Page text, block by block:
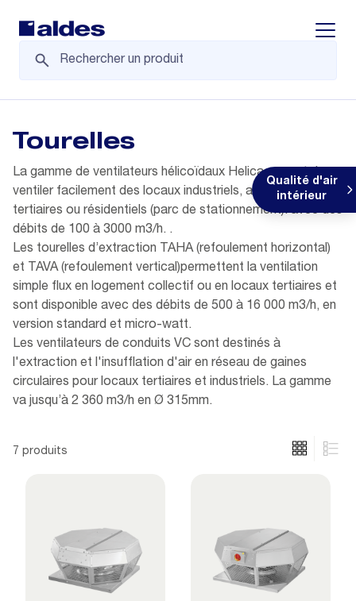
Qualité d'air
intérieur
Tourelles
La gamme de ventilateurs hélicoïdaux Helica permet de
ventiler facilement des locaux industriels, agricoles,
tertiaires ou résidentiels (parc de stationnement). avec des
débits de 100 à 3000 m3/h. .
Les tourelles d’extraction TAHA (refoulement horizontal)
et TAVA (refoulement vertical)permettent la ventilation
simple flux en logement collectif ou en locaux tertiaires et
sont disponible avec des débits de 500 à 16 000 m3/h, en
version standard et micro-watt.
Les ventilateurs de conduits VC sont destinés à
l'extraction et l'insufflation d'air en réseau de gaines
circulaires pour locaux tertiaires et industriels. La gamme
va jusqu’à 2 360 m3/h en Ø 315mm.
7 produits